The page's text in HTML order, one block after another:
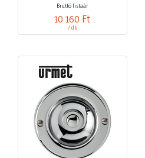
Bruttó listaár
10 160 Ft
/ db